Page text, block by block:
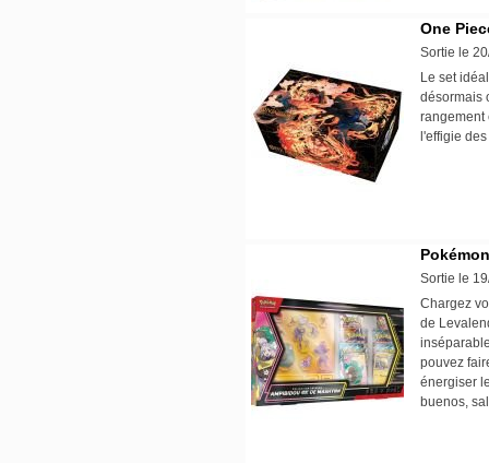
One
Sortie le
Le set
désormais
rangement
l'effigie
Sortie le
Chargez
de
pouvez
énergiser
buenos,